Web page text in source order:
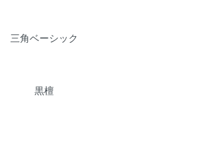
三角ベーシック
黒檀